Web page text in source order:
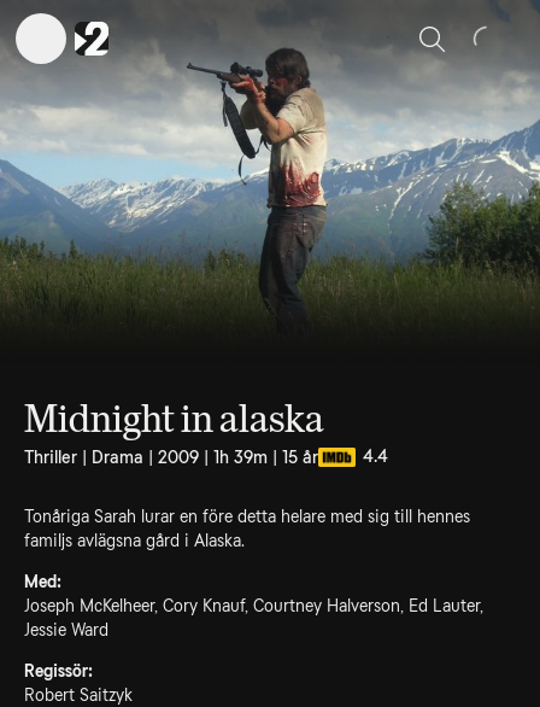
Sök
Midnight in alaska
Thriller | Drama | 2009 | 1h 39m | 15 år 4.4
Tonåriga Sarah lurar en före detta helare med sig till hennes
familjs avlägsna gård i Alaska.
Med:
Joseph McKelheer, Cory Knauf, Courtney Halverson, Ed Lauter,
Jessie Ward
Regissör:
Robert Saitzyk